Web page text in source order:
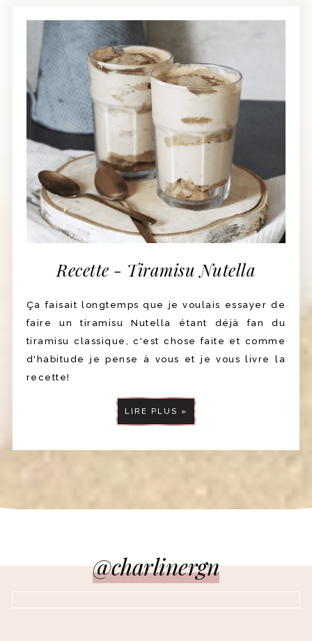
Recette - Tiramisu Nutella
Ça faisait longtemps que je voulais essayer de
faire un tiramisu Nutella étant déjà fan du
tiramisu classique, c'est chose faite et comme
d'habitude je pense à vous et je vous livre la
recette!
LIRE PLUS »
@charlinergn